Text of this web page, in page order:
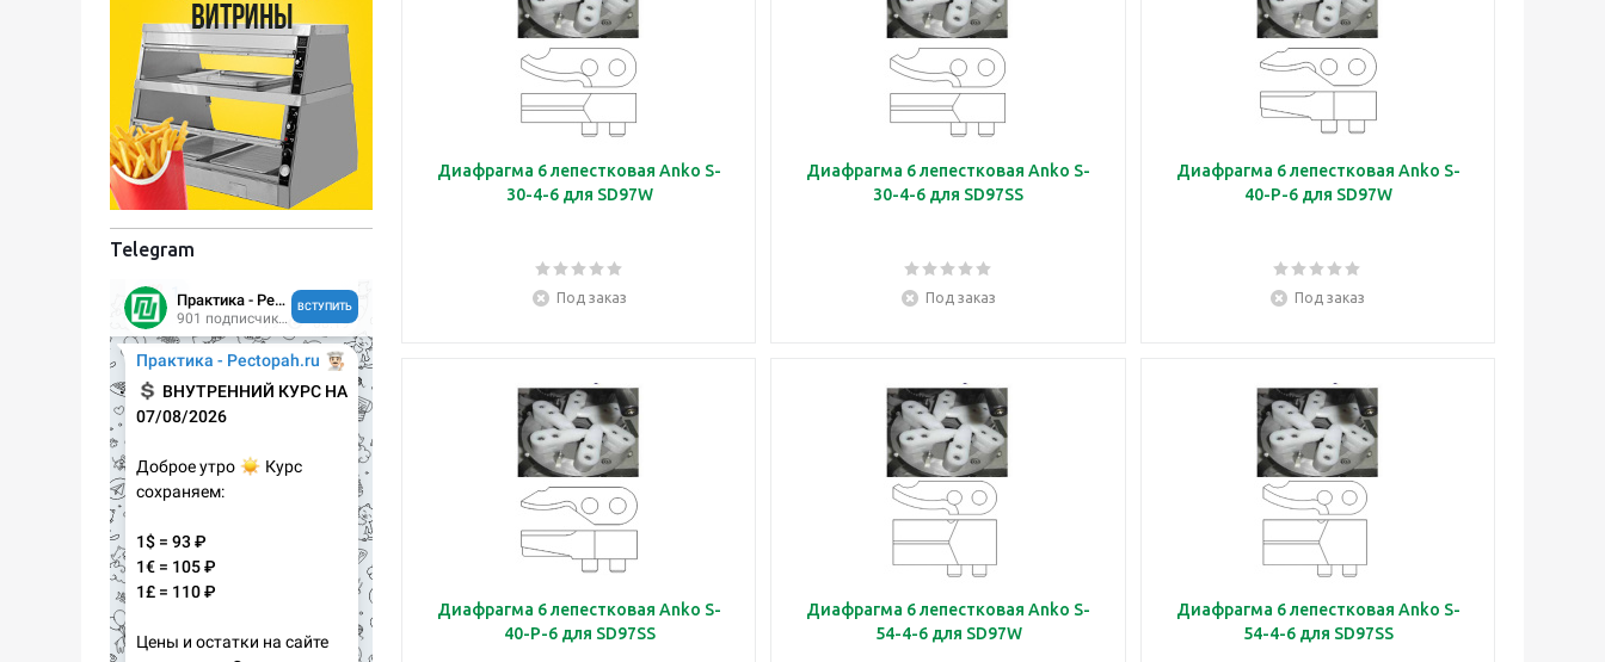
Telegram
Диафрагма 6 лепестковая Anko S-
30-4-6 для SD97W
Под заказ
Диафрагма 6 лепестковая Anko S-
30-4-6 для SD97SS
Под заказ
Диафрагма 6 лепестковая Anko S-
40-P-6 для SD97W
Под заказ
Диафрагма 6 лепестковая Anko S-
40-P-6 для SD97SS
Диафрагма 6 лепестковая Anko S-
54-4-6 для SD97W
Диафрагма 6 лепестковая Anko S-
54-4-6 для SD97SS